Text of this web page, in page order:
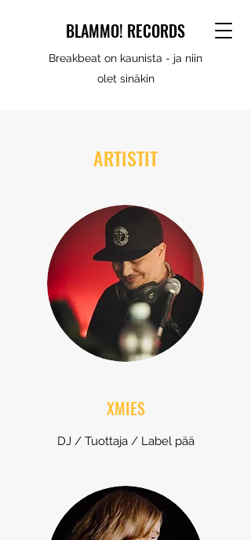
BLAMMO! RECORDS
Breakbeat on kaunista - ja niin
olet sinäkin
ARTISTIT
XMIES
DJ / Tuottaja / Label pää